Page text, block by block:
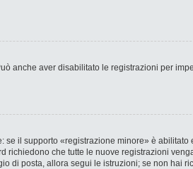
anche aver disabilitato le registrazioni per
se il supporto «registrazione minore» è abilitato
che tutte le nuove registrazioni
di posta, allora segui le istruzioni; se non hai